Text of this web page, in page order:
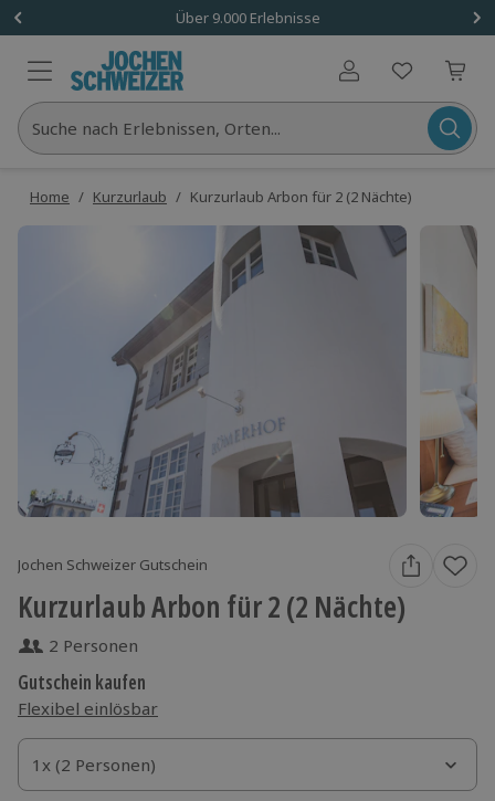
Über 9.000 Erlebnisse
Benutzerkonto
Suche nach Erlebnissen, Orten...
Home / Kurzurlaub / Kurzurlaub Arbon für 2 (2 Nächte)
Jochen Schweizer Gutschein
Kurzurlaub Arbon für 2 (2 Nächte)
2 Personen
Gutschein kaufen
Flexibel einlösbar
1x (2 Personen)
1x (2 Personen)
1x (2 Personen)